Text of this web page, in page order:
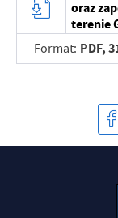
oraz
terenie
Format: PDF,
treści w postaci
społecznościowych.